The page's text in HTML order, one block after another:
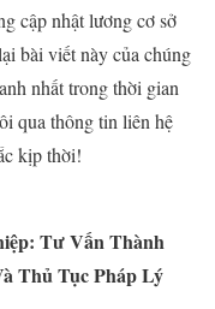
cập nhật lương cơ sở
bài viết này của chúng
nhất trong thời gian
qua thông tin liên hệ
kịp thời!
Tư Vấn Thành
Thủ Tục Pháp Lý